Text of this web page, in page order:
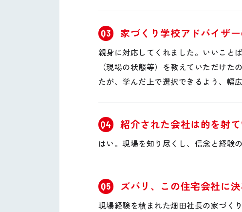
Q3 家づくり学校アドバイザ
親身に対応してくれました。いいこと
（現場の状態等）を教えていただけ
たが、学んだ上で選択できるよう、幅
Q4 紹介された会社は的を射
はい。現場を知り尽くし、信念と経験
Q5 ズバリ、この住宅会社に
現場経験を積まれた畑田社長の家づく